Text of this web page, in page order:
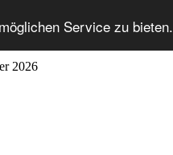
Service zu bieten.
2026